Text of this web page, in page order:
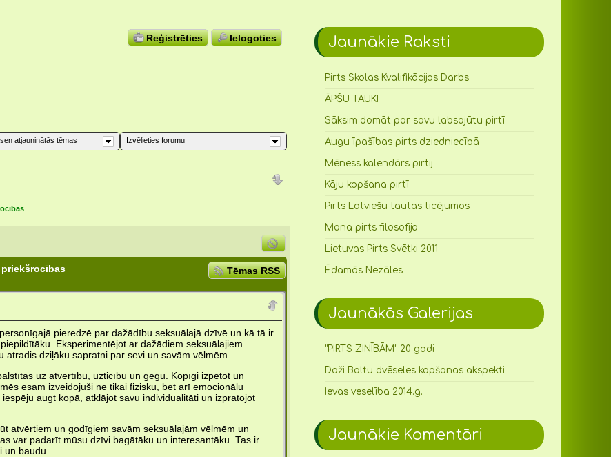
Ielogoties
Reģistrēties
Izvēlieties forumu
atjauninātās tēmas
Tēmas RSS
priekšrocības
pieredzē par dažādību seksuālajā dzīvē un kā tā ir
Eksperimentējot ar dažādiem seksuālajiem
atradis dziļāku sapratni par sevi un savām vēlmēm.
uz atvērtību, uzticību un gegu. Kopīgi izpētot un
esam izveidojuši ne tikai fizisku, bet arī emocionālu
augt kopā, atklājot savu individualitāti un izpratojot
atvērtiem un godīgiem savām seksuālajām vēlmēm un
var padarīt mūsu dzīvi bagātāku un interesantāku. Tas ir
un baudu.
Jaunākie Raksti
Pirts Skolas Kvalifikācijas Darbs
ĀPŠU TAUKI
Sāksim domāt par savu labsajūtu pirtī
Augu īpašības pirts dziedniecībā
Mēness kalendārs pirtij
Kāju kopšana pirtī
Pirts Latviešu tautas ticējumos
Mana pirts filosofija
Lietuvas Pirts Svētki 2011
Ēdamās Nezāles
Jaunākās Galerijas
"PIRTS ZINĪBĀM" 20 gadi
Daži Baltu dvēseles kopšanas akspekti
Ievas veselība 2014.g.
Jaunākie Komentāri